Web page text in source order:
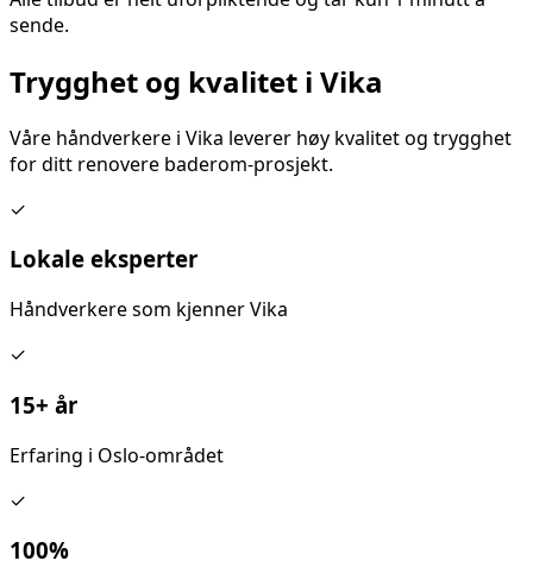
sende.
Trygghet og kvalitet i Vika
Våre håndverkere i Vika leverer høy kvalitet og trygghet
for ditt renovere baderom-prosjekt.
✓
Lokale eksperter
Håndverkere som kjennerVika
✓
15+ år
Erfaring i Oslo-området
✓
100%